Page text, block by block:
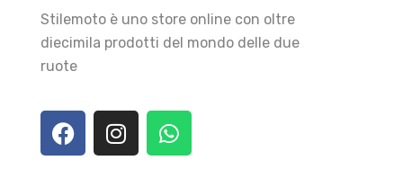
Stilemoto è uno store online con oltre
diecimila prodotti del mondo delle due
ruote